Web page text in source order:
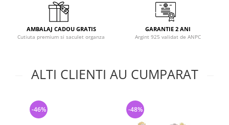
AMBALAJ CADOU GRATIS
Cutiuta premium si saculet organza
GARANTIE 2 ANI
Argint 925 validat de ANPC
ALTI CLIENTI AU CUMPARAT
-46% -48%